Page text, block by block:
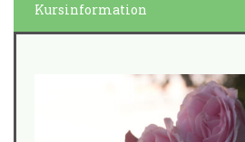
Kursinformation